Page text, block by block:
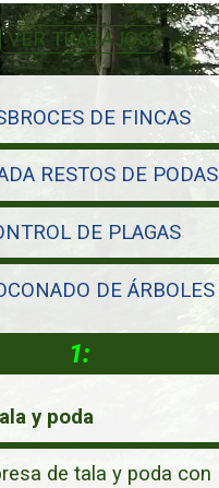
VER TRABAJOS
DE FINCAS
RESTOS DE PODAS
DE PLAGAS
DE ÁRBOLES
1:
y poda
de tala y poda con